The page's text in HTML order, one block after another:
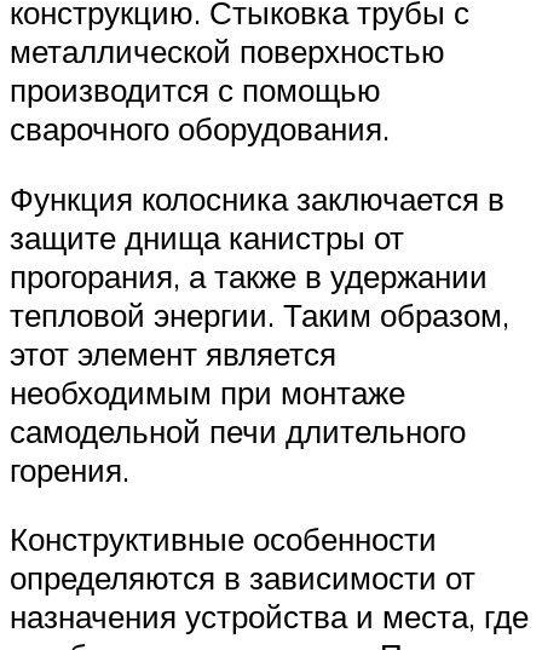
конструкцию. Стыковка трубы с
металлической поверхностью
производится с помощью
сварочного оборудования.
Функция колосника заключается в
защите днища канистры от
прогорания, а также в удержании
тепловой энергии. Таким образом,
этот элемент является
необходимым при монтаже
самодельной печи длительного
горения.
Конструктивные особенности
определяются в зависимости от
назначения устройства и места, где